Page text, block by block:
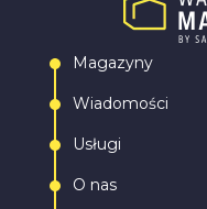
Magazyny
Wiadomości
Usługi
O nas